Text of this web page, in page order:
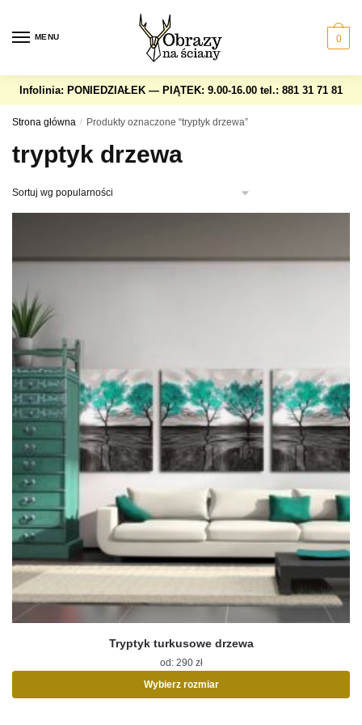
navigation
content
MENU 0
Infolinia: PONIEDZIAŁEK — PIĄTEK: 9.00-16.00 tel.: 881 31 71 81
Strona główna / Produkty oznaczone “tryptyk drzewa”
tryptyk drzewa
Tryptyk turkusowe drzewa
od: 290 zł
Wybierz rozmiar